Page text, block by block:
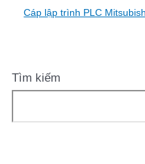
Tìm kiếm
Cáp lập trình PLC